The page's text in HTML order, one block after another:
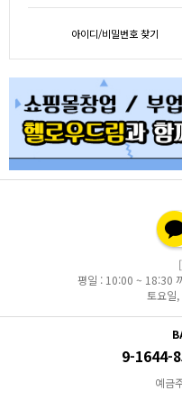
아이디/비밀번호 찾기
평일 : 10:00 ~ 18:30
토요일
9-1644-
예금